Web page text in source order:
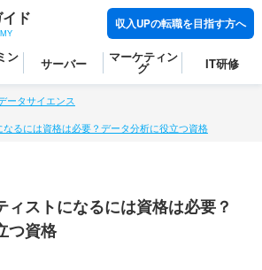
ド 収入UPの転職を目指す方へ
ン サーバー マーケティン
グ IT研修
ータサイエンス
るには資格は必要？データ分析に役立つ資格
ィストになるには資格は必要？
つ資格